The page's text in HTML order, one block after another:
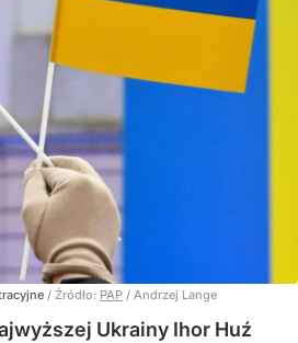
/ Źródło: PAP / Andrzej Lange
Ukrainy Ihor Huź